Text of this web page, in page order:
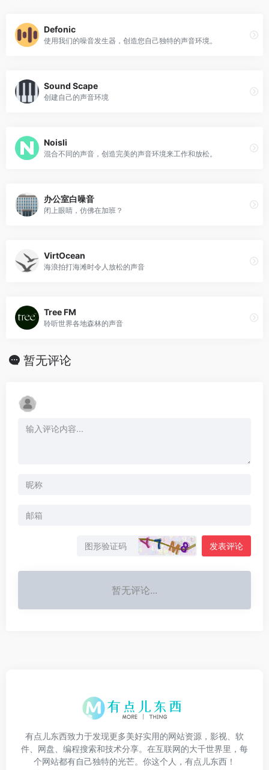
Defonic
使用我们的噪音发生器，创造您自己独特的声音环境。
Sound Scape
创建自己的声音环境
Noisli
混合不同的声音，创造完美的声音环境来工作和放松。
办公室白噪音
闭上眼睛，仿佛在加班？
VirtOcean
海浪拍打海滩时令人放松的声音
Tree FM
聆听世界各地森林的声音
暂无评论
发表评论
暂无评论...
有点儿东西致力于发现更多美好实用的网站资源，影视、软
件、网盘、编程搜索和技术分享。在互联网的大千世界里，每
个网站都有自己独特的光芒。你这个人，有点儿东西！